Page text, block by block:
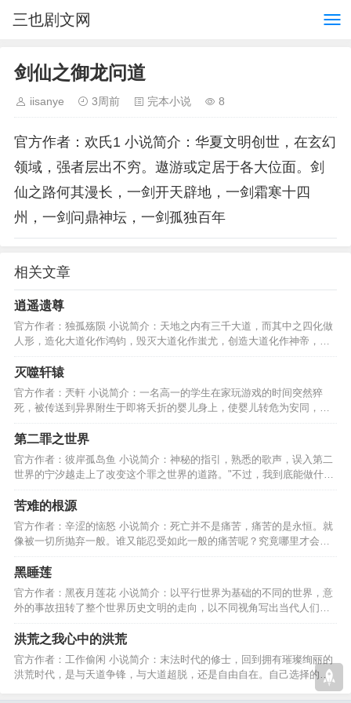
三也剧文网
剑仙之御龙问道
iisanye 3周前 完本小说 8
官方作者：欢氏1 小说简介：华夏文明创世，在玄幻
领域，强者层出不穷。遨游或定居于各大位面。剑
仙之路何其漫长，一剑开天辟地，一剑霜寒十四
州，一剑问鼎神坛，一剑孤独百年
相关文章
逍遥遗尊
官方作者：独孤殇陨 小说简介：天地之内有三千大道，而其中之四化做
人形，造化大道化作鸿钧，毁灭大道化作蚩尤，创造大道化作神帝，逍
遥大道逍遥七界......…
灭噬轩辕
官方作者：兲軒 小说简介：一名高一的学生在家玩游戏的时间突然猝
死，被传送到异界附生于即将夭折的婴儿身上，使婴儿转危为安同，时
也开始了自己的奇幻之旅…
第二罪之世界
官方作者：彼岸孤岛鱼 小说简介：神秘的指引，熟悉的歌声，误入第二
世界的宁汐越走上了改变这个罪之世界的道路。"不过，我到底能做什么
啊……”（无语）…
苦难的根源
官方作者：辛涩的恼怒 小说简介：死亡并不是痛苦，痛苦的是永恒。就
像被一切所抛弃一般。谁又能忍受如此一般的痛苦呢？究竟哪里才会是
终点？谁又能知道呢。…
黑睡莲
官方作者：黑夜月莲花 小说简介：以平行世界为基础的不同的世界，意
外的事故扭转了整个世界历史文明的走向，以不同视角写出当代人们挣
扎在历史洪流为书胆。…
洪荒之我心中的洪荒
官方作者：工作偷闲 小说简介：末法时代的修士，回到拥有璀璨绚丽的
洪荒时代，是与天道争锋，与大道超脱，还是自由自在。自己选择的